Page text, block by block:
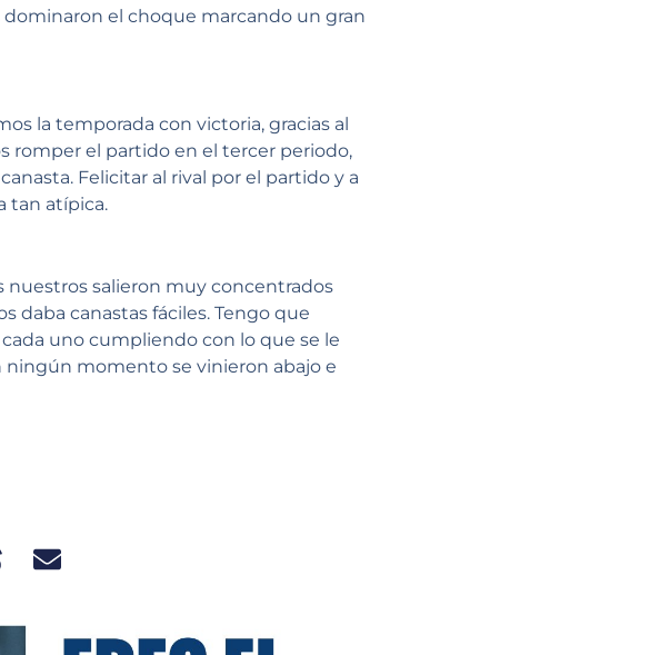
el choque marcando un gran
la temporada con victoria, gracias al
romper el partido en el tercer periodo,
Felicitar al rival por el partido y a
tan atípica.
salieron muy concentrados
daba canastas fáciles. Tengo que
uno cumpliendo con lo que se le
ningún momento se vinieron abajo e